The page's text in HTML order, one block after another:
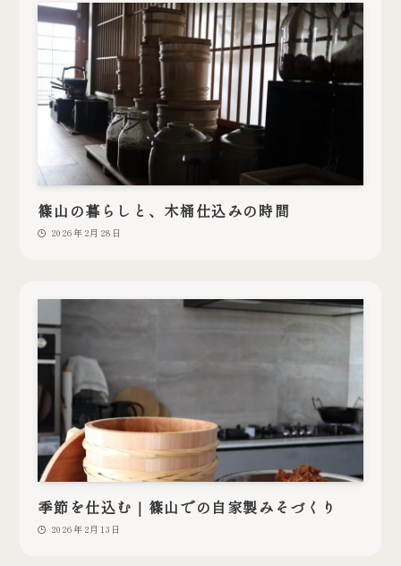
篠山の暮らしと、木桶仕込みの時間
2026年2月28日
季節を仕込む｜篠山での自家製みそづくり
2026年2月13日